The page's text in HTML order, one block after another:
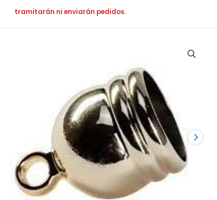
tramitarán ni enviarán pedidos.